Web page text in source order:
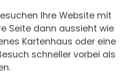
Ihre Website mit
Seite dann aussieht wie
Kartenhaus oder eine
schneller vorbei als